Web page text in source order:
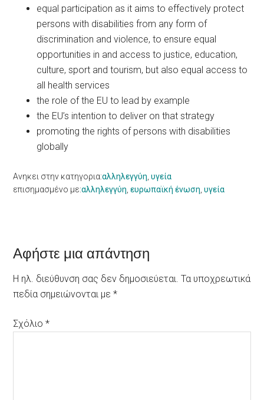
equal participation as it aims to effectively protect
persons with disabilities from any form of
discrimination and violence, to ensure equal
opportunities in and access to justice, education,
culture, sport and tourism, but also equal access to
all health services
the role of the EU to lead by example
the EU’s intention to deliver on that strategy
promoting the rights of persons with disabilities
globally
Ανηκει στην κατηγορια:αλληλεγγύη,υγεία
επισημασμένο με:αλληλεγγύη,ευρωπαϊκή ένωση,υγεία
Reader
Interactions
Αφήστε μια απάντηση
Η ηλ. διεύθυνση σας δεν δημοσιεύεται. Τα υποχρεωτικά
πεδία σημειώνονται με*
Σχόλιο*